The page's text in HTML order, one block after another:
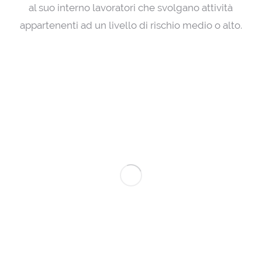
al suo interno lavoratori che svolgano attività
appartenenti ad un livello di rischio medio o alto.